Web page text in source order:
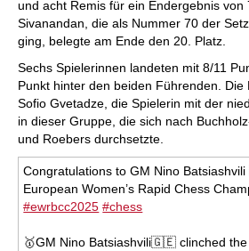
und acht Remis für ein Endergebnis von
Sivanandan, die als Nummer 70 der
ging, belegte am Ende den 20. Platz.
Sechs Spielerinnen landeten mit 8/11
Punkt hinter den beiden Führenden. Die
Sofio Gvetadze, die Spielerin mit der
in dieser Gruppe, die sich nach
und Roebers durchsetzte.
Congratulations to GM Nino
European Women’s Rapid Chess
#ewrbcc2025 #chess
🥇GM Nino Batsiashvili🇬🇪 clinched the